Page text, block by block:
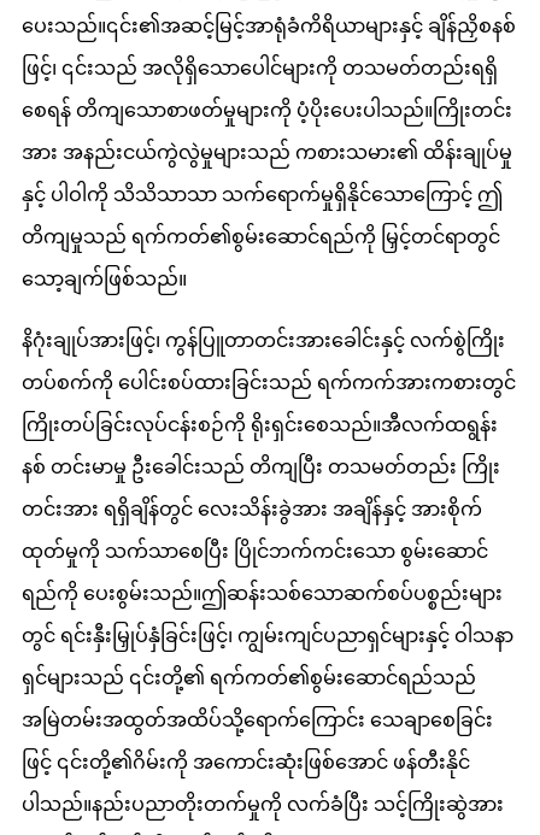
ပေးသည်။၎င်း၏အဆင့်မြင့်အာရုံခံကိရိယာများနှင့် ချိန်ညှိစနစ်
ဖြင့်၊ ၎င်းသည် အလိုရှိသောပေါင်များကို တသမတ်တည်းရရှိ
စေရန် တိကျသောစာဖတ်မှုများကို ပံ့ပိုးပေးပါသည်။ကြိုးတင်း
အား အနည်းငယ်ကွဲလွဲမှုများသည် ကစားသမား၏ ထိန်းချုပ်မှု
နှင့် ပါဝါကို သိသိသာသာ သက်ရောက်မှုရှိနိုင်သောကြောင့် ဤ
တိကျမှုသည် ရက်ကတ်၏စွမ်းဆောင်ရည်ကို မြှင့်တင်ရာတွင်
သော့ချက်ဖြစ်သည်။
နိဂုံးချုပ်အားဖြင့်၊ ကွန်ပြူတာတင်းအားခေါင်းနှင့် လက်စွဲကြိုး
တပ်စက်ကို ပေါင်းစပ်ထားခြင်းသည် ရက်ကက်အားကစားတွင်
ကြိုးတပ်ခြင်းလုပ်ငန်းစဉ်ကို ရိုးရှင်းစေသည်။အီလက်ထရွန်း
နစ် တင်းမာမှု ဦးခေါင်းသည် တိကျပြီး တသမတ်တည်း ကြိုး
တင်းအား ရရှိချိန်တွင် လေးသိန်းခွဲအား အချိန်နှင့် အားစိုက်
ထုတ်မှုကို သက်သာစေပြီး ပြိုင်ဘက်ကင်းသော စွမ်းဆောင်
ရည်ကို ပေးစွမ်းသည်။ဤဆန်းသစ်သောဆက်စပ်ပစ္စည်းများ
တွင် ရင်းနှီးမြှုပ်နှံခြင်းဖြင့်၊ ကျွမ်းကျင်ပညာရှင်များနှင့် ဝါသနာ
ရှင်များသည် ၎င်းတို့၏ ရက်ကတ်၏စွမ်းဆောင်ရည်သည်
အမြဲတမ်းအထွတ်အထိပ်သို့ရောက်ကြောင်း သေချာစေခြင်း
ဖြင့် ၎င်းတို့၏ဂိမ်းကို အကောင်းဆုံးဖြစ်အောင် ဖန်တီးနိုင်
ပါသည်။နည်းပညာတိုးတက်မှုကို လက်ခံပြီး သင့်ကြိုးဆွဲအား